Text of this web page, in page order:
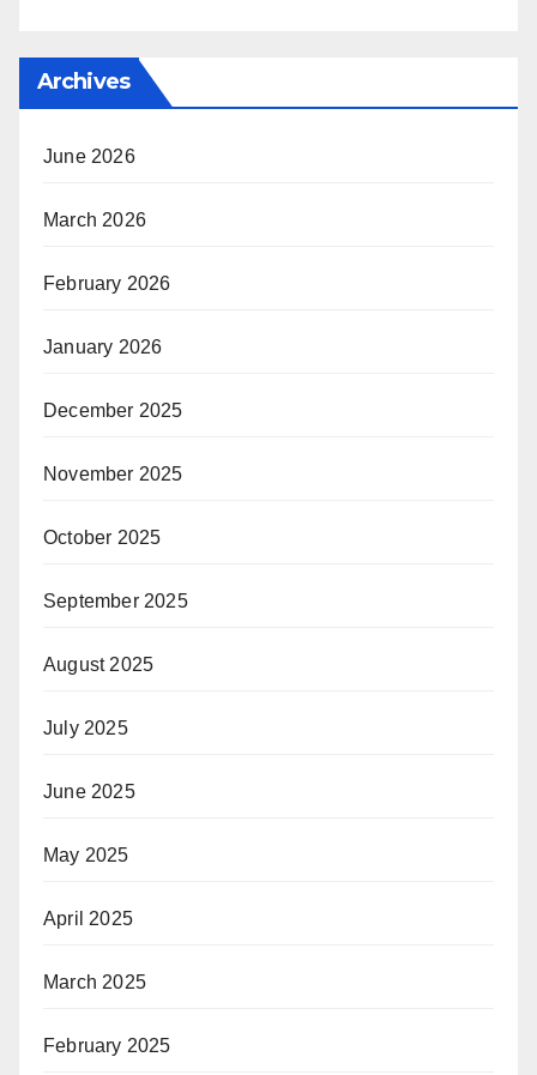
Archives
June 2026
March 2026
February 2026
January 2026
December 2025
November 2025
October 2025
September 2025
August 2025
July 2025
June 2025
May 2025
April 2025
March 2025
February 2025